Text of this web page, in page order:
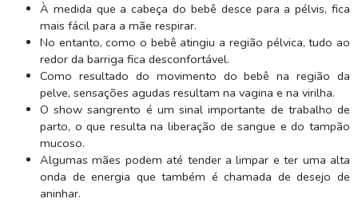
À medida que a cabeça do bebê desce para a pélvis, fica
mais fácil para a mãe respirar.
No entanto, como o bebê atingiu a região pélvica, tudo ao
redor da barriga fica desconfortável.
Como resultado do movimento do bebê na região da
pelve, sensações agudas resultam na vagina e na virilha.
O show sangrento é um sinal importante de trabalho de
parto, o que resulta na liberação de sangue e do tampão
mucoso.
Algumas mães podem até tender a limpar e ter uma alta
onda de energia que também é chamada de desejo de
aninhar.